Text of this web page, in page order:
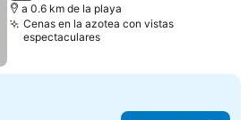
a 0.6 km de la playa
Cenas en la azotea con vistas
espectaculares